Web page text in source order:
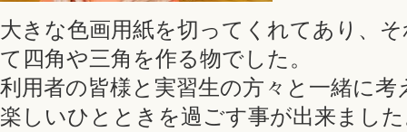
大きな色画用紙を切ってくれてあり、
て四角や三角を作る物でした。
利用者の皆様と実習生の方々と一緒に
楽しいひとときを過ごす事が出来まし